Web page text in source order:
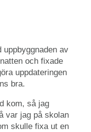
av
och fixade
uppdateringen
bra.
kom, så jag
var jag på skolan
skulle fixa ut en